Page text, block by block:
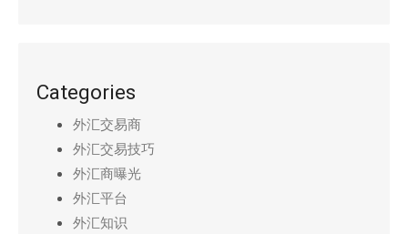
Categories
外汇交易商
外汇交易技巧
外汇商曝光
外汇平台
外汇知识